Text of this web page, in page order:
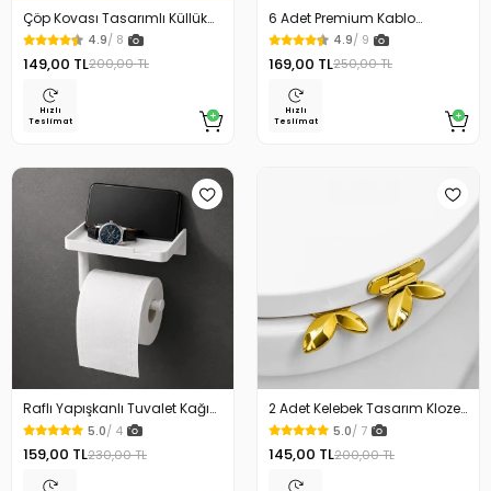
Çöp Kovası Tasarımlı Küllük
Duvar Masaüstü ve Araç İçin
Uygun Kullanım
4.9/ 8
149,00 TL200,00 TL
Hızlı
Teslimat
6 Adet Premium Kablo
Düzenleyici Kablo Tutucu
Mıknatıslı Kapak Özellikli
4.9/ 9
169,00 TL250,00 TL
Hızlı
Teslimat
Raflı Yapışkanlı Tuvalet Kağıdı
Askılığı
5.0/ 4
159,00 TL230,00 TL
2 Adet Kelebek Tasarım Klozet
Kaldırma Aparatı Gold Renk
5.0/ 7
145,00 TL200,00 TL